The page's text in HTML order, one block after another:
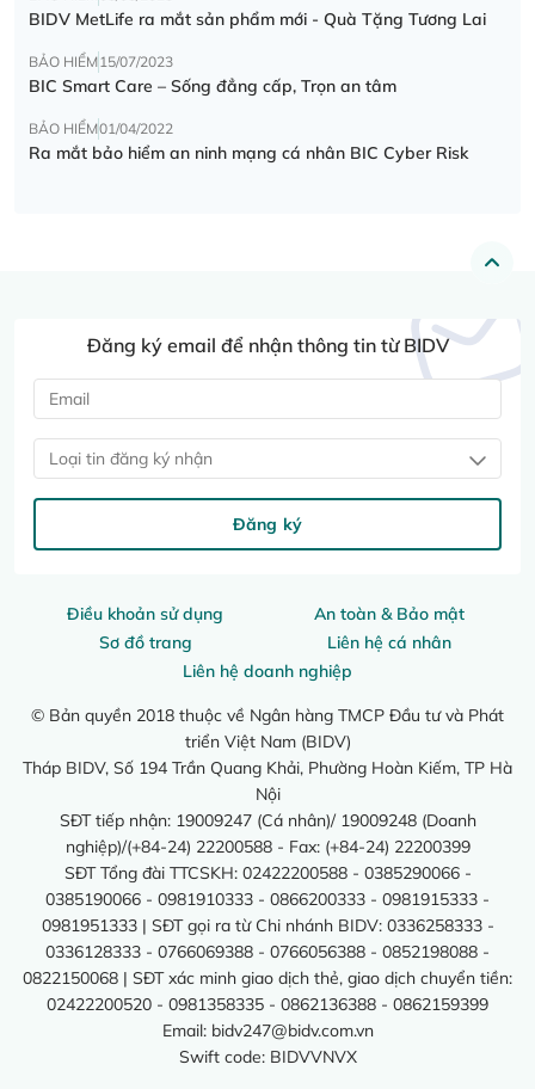
BIDV MetLife ra mắt sản phẩm mới - Quà Tặng Tương Lai
BẢO HIỂM15/07/2023
BIC Smart Care – Sống đẳng cấp, Trọn an tâm
BẢO HIỂM01/04/2022
Ra mắt bảo hiểm an ninh mạng cá nhân BIC Cyber Risk
Điều khoản sử dụng
An toàn & Bảo mật
Sơ đồ trang
Liên hệ cá nhân
Liên hệ doanh nghiệp
© Bản quyền 2018 thuộc về Ngân hàng TMCP Đầu tư và Phát
triển Việt Nam (BIDV)
Tháp BIDV, Số 194 Trần Quang Khải, Phường Hoàn Kiếm, TP Hà
Nội
SĐT tiếp nhận: 19009247 (Cá nhân)/ 19009248 (Doanh
nghiệp)/(+84-24) 22200588 - Fax: (+84-24) 22200399
SĐT Tổng đài TTCSKH: 02422200588 - 0385290066 -
0385190066 - 0981910333 - 0866200333 - 0981915333 -
0981951333 | SĐT gọi ra từ Chi nhánh BIDV: 0336258333 -
0336128333 - 0766069388 - 0766056388 - 0852198088 -
0822150068 | SĐT xác minh giao dịch thẻ, giao dịch chuyển tiền:
02422200520 - 0981358335 - 0862136388 - 0862159399
Email: bidv247@bidv.com.vn
Swift code: BIDVVNVX
Đăng ký email để nhận thông tin từ BIDV
Loại tin đăng ký nhận
Đăng ký